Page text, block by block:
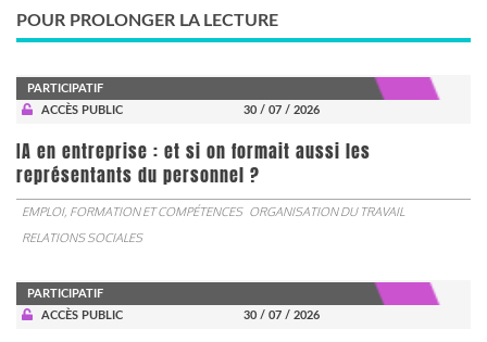
POUR PROLONGER LA LECTURE
PARTICIPATIF
ACCÈS PUBLIC
30 / 07 / 2026
IA en entreprise : et si on formait aussi les
représentants du personnel ?
EMPLOI, FORMATION ET COMPÉTENCES ORGANISATION DU TRAVAIL
RELATIONS SOCIALES
PARTICIPATIF
ACCÈS PUBLIC
30 / 07 / 2026